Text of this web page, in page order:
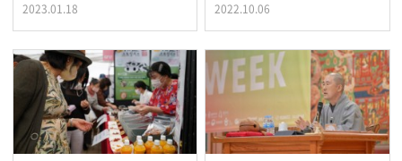
2023.01.18 2022.10.06